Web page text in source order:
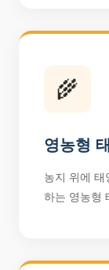
🌾
영농형
농지 위에 태
하는 영농형